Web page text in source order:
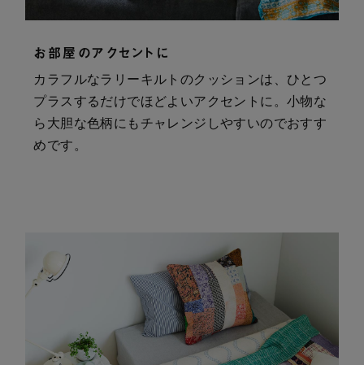
お部屋のアクセントに
カラフルなラリーキルトのクッションは、ひとつ
プラスするだけでほどよいアクセントに。小物な
ら大胆な色柄にもチャレンジしやすいのでおすす
めです。